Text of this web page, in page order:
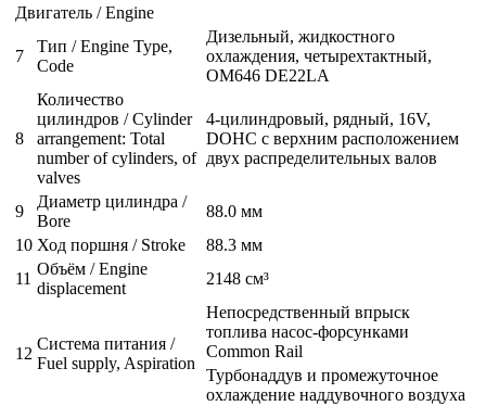
Двигатель / Engine
7
Тип / Engine Type,
Code
Дизельный, жидкостного
охлаждения, четырехтактный,
OM646 DE22LA
8
Количество
цилиндров / Cylinder
arrangement: Total
number of cylinders, of
valves
4-цилиндровый, рядный, 16V,
DOHC с верхним расположением
двух распределительных валов
9
Диаметр цилиндра /
Bore
88.0 мм
10 Ход поршня / Stroke
88.3 мм
11
Объём / Engine
displacement
2148 см³
12
Система питания /
Fuel supply, Aspiration
Непосредственный впрыск
топлива насос-форсунками
Common Rail
Турбонаддув и промежуточное
охлаждение наддувочного воздуха